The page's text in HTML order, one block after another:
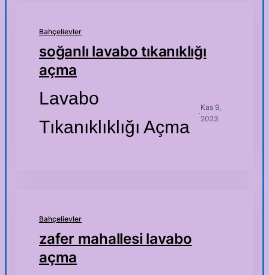
Bahçelievler
soğanlı lavabo tıkanıklığı
açma
Lavabo
Tıkanıklıklığı Açma
·
Kas 9,
2023
Bahçelievler
zafer mahallesi lavabo
açma